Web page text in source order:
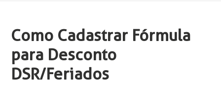
Como Cadastrar Fórmula
para Desconto
DSR/Feriados